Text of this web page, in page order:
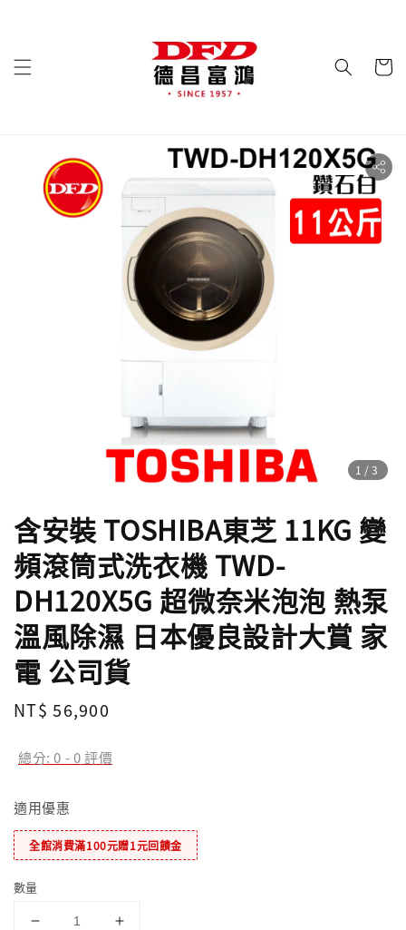
1 /3
含安裝 TOSHIBA東芝 11KG 變
頻滾筒式洗衣機 TWD-
DH120X5G 超微奈米泡泡 熱泵
溫風除濕 日本優良設計大賞 家
電 公司貨
Regular
NT$ 56,900
總分:0 -0評價
適用優惠
全館消費滿100元贈1元回饋金
數量